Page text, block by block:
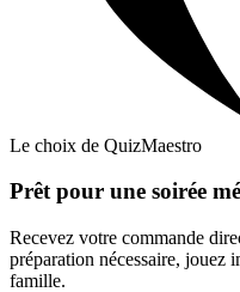
Le choix de QuizMaestro
Prêt pour une soirée
Recevez votre commande
préparation nécessaire, jouez
famille.